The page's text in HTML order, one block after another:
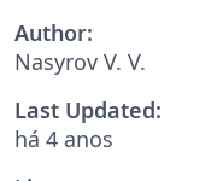
Author:
Nasyrov V. V.
Last Updated:
há 4 anos